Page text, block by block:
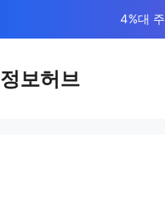
4%대
정보허브